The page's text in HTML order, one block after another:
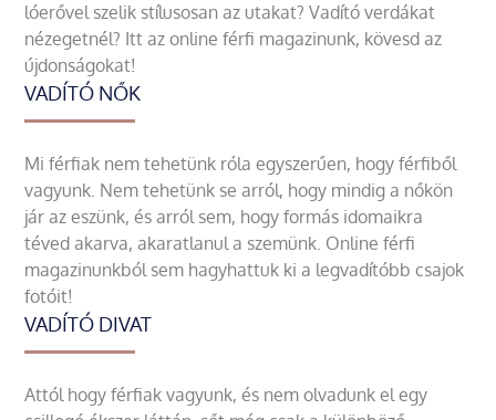
lóerővel szelik stílusosan az utakat? Vadító verdákat
nézegetnél? Itt az online férfi magazinunk, kövesd az
újdonságokat!
VADÍTÓ NŐK
Mi férfiak nem tehetünk róla egyszerűen, hogy férfiből
vagyunk. Nem tehetünk se arról, hogy mindig a nőkön
jár az eszünk, és arról sem, hogy formás idomaikra
téved akarva, akaratlanul a szemünk. Online férfi
magazinunkból sem hagyhattuk ki a legvadítóbb csajok
fotóit!
VADÍTÓ DIVAT
Attól hogy férfiak vagyunk, és nem olvadunk el egy